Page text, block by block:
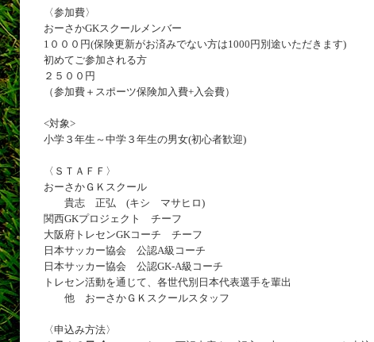
〈参加費〉
おーさかGKスクールメンバー
1０００円(保険更新がお済みでない方は1000円別途いただきます)
初めてご参加される方
２５００円
（参加費＋スポーツ保険加入費+入会費）
<対象>
小学３年生～中学３年生の男女(初心者歓迎)
〈ＳＴＡＦＦ〉
おーさかＧＫスクール
貴志 正弘 (キシ マサヒロ)
関西GKプロジェクト チーフ
大阪府トレセンGKコーチ チーフ
日本サッカー協会 公認A級コーチ
日本サッカー協会 公認GK-A級コーチ
トレセン活動を通じて、各世代別日本代表選手を輩出
他 おーさかＧＫスクールスタッフ
〈申込み方法〉